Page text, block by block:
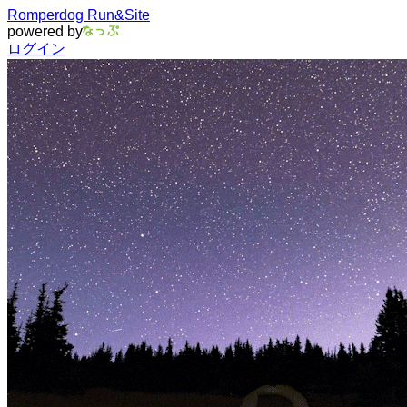
Romperdog Run&Site
powered by
ログイン